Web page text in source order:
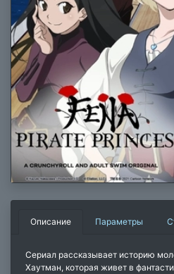
Описание Параметры
Сериал рассказывает историю
Хаутман, которая живет в